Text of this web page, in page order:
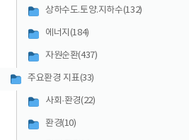
상하수도.토양.지하수(132)
에너지(184)
자원순환(437)
주요환경 지표(33)
사회·환경(22)
환경(10)